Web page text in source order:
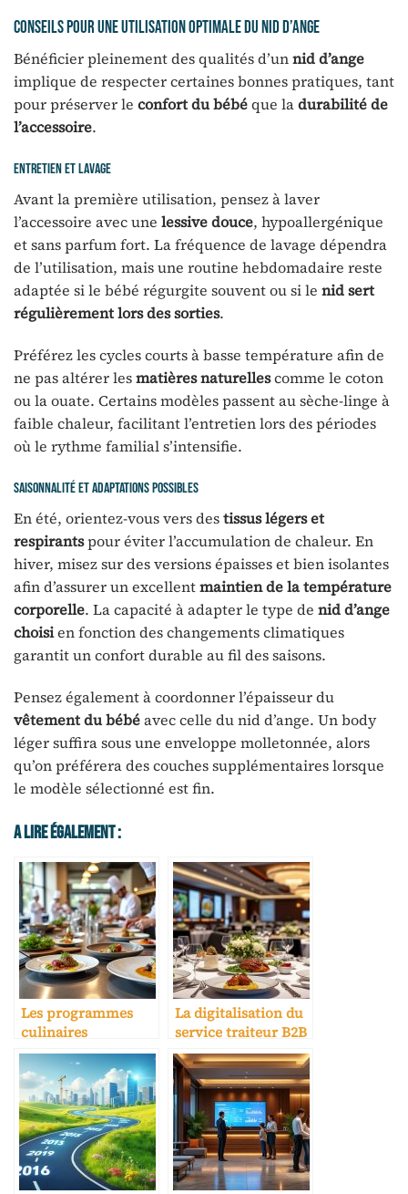
Conseils pour une utilisation optimale du nid d’ange
Bénéficier pleinement des qualités d’unnid d’ange
implique de respecter certaines bonnes pratiques, tant
pour préserver le confort du bébéque ladurabilité de
l’accessoire.
Entretien et lavage
Avant la première utilisation, pensez à laver
l’accessoire avec une lessive douce, hypoallergénique
et sans parfum fort. La fréquence de lavage dépendra
de l’utilisation, mais une routine hebdomadaire reste
adaptée si le bébé régurgite souvent ou si le nid sert
régulièrement lors des sorties.
Préférez les cycles courts à basse température afin de
ne pas altérer lesmatières naturellescomme le coton
ou la ouate. Certains modèles passent au sèche-linge à
faible chaleur, facilitant l’entretien lors des périodes
où le rythme familial s’intensifie.
Saisonnalité et adaptations possibles
En été, orientez-vous vers destissus légers et
respirantspour éviter l’accumulation de chaleur. En
hiver, misez sur des versions épaisses et bien isolantes
afin d’assurer un excellentmaintien de la température
corporelle. La capacité à adapter le type de nid d’ange
choisien fonction des changements climatiques
garantit un confort durable au fil des saisons.
Pensez également à coordonner l’épaisseur du
vêtement du bébéavec celle du nid d’ange. Un body
léger suffira sous une enveloppe molletonnée, alors
qu’on préférera des couches supplémentaires lorsque
le modèle sélectionné est fin.
A Lire Également :
Les programmes
culinaires
spécialisés pour
hôtellerie
La digitalisation du
service traiteur B2B
pour événements
en hôtel